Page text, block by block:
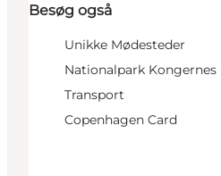
Besøg også
Unikke Mødesteder
Nationalpark
Transport
Copenhagen Card